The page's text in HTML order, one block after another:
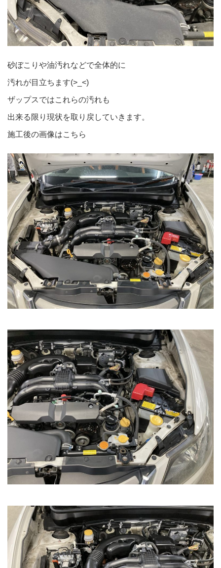
砂ぼこりや油汚れなどで全体的に
汚れが目立ちます(>_<)
ザップスではこれらの汚れも
出来る限り現状を取り戻していきます。
施工後の画像はこちら